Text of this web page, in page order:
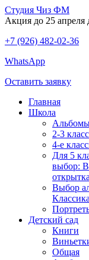
Студия Чиз ФМ
Акция до 25 апреля
+7 (926) 482-02-36
WhatsApp
Оставить заявку
Главная
Школа
2-3
4-е
Для 5
выбор:
Выбор
Детский сад
Книги
Общая